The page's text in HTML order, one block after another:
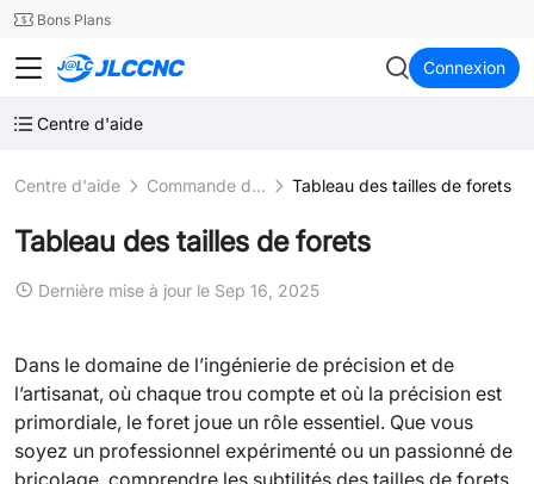
24SMT Bons Plans
JLCCNC Connexion
Centre d'aide
Centre d'aide Commande d'usinage CNC Tableau des tailles de forets
Tableau des tailles de forets
Dernière mise à jour le Sep 16, 2025
Dans le domaine de l’ingénierie de précision et de
l’artisanat, où chaque trou compte et où la précision est
primordiale, le foret joue un rôle essentiel. Que vous
soyez un professionnel expérimenté ou un passionné de
bricolage, comprendre les subtilités des tailles de forets